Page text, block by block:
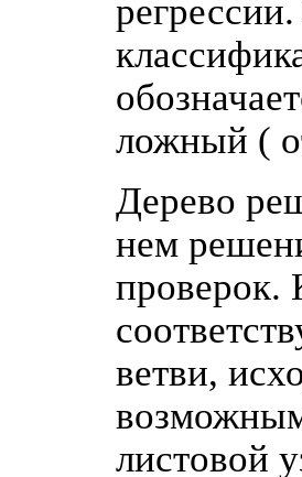
ложный (
Дерево
нем
проверок.
ветви,
листовой